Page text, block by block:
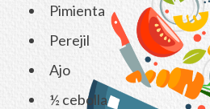
Pimienta
Perejil
Ajo
½ cebolla